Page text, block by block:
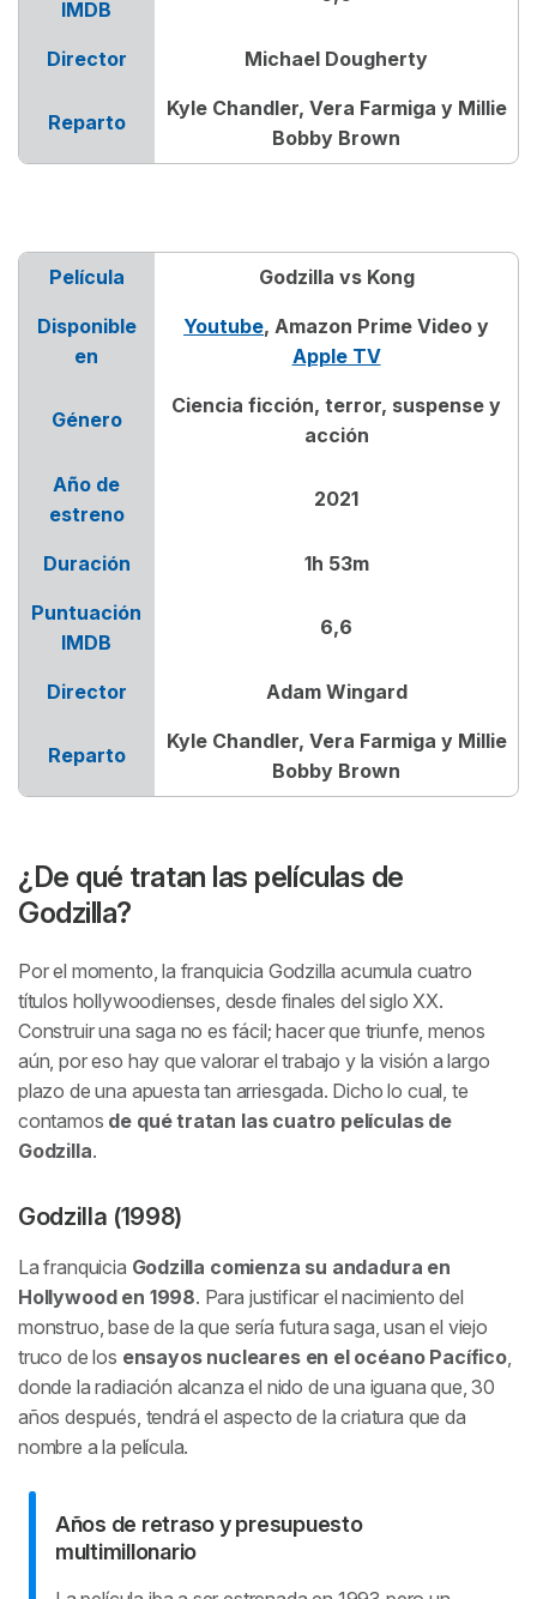
IMDB
Director Michael Dougherty
Reparto
Kyle Chandler, Vera Farmiga y Millie
Bobby Brown
Película Godzilla vs Kong
Disponible
en
Youtube, Amazon Prime Video y
Apple TV
Género
Ciencia ficción, terror, suspense y
acción
Año de
estreno
2021
Duración 1h 53m
Puntuación
IMDB
6,6
Director Adam Wingard
Reparto
Kyle Chandler, Vera Farmiga y Millie
Bobby Brown
¿De qué tratan las películas de
Godzilla?
Por el momento, la franquicia Godzilla acumula cuatro
títulos hollywoodienses, desde finales del siglo XX.
Construir una saga no es fácil; hacer que triunfe, menos
aún, por eso hay que valorar el trabajo y la visión a largo
plazo de una apuesta tan arriesgada. Dicho lo cual, te
contamos de qué tratan las cuatro películas de
Godzilla.
Godzilla (1998)
La franquicia Godzilla comienza su andadura en
Hollywood en 1998. Para justificar el nacimiento del
monstruo, base de la que sería futura saga, usan el viejo
truco de los ensayos nucleares en el océano Pacífico,
donde la radiación alcanza el nido de una iguana que, 30
años después, tendrá el aspecto de la criatura que da
nombre a la película.
Años de retraso y presupuesto
multimillonario